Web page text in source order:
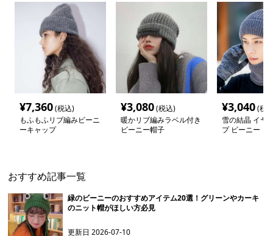
¥7,360(税込)
もふもふリブ編みビーニ
ーキャップ
¥3,080(税込)
暖かリブ編みラベル付き
ビーニー帽子
¥3,040(税
雪の結晶 イヤ
プ ビーニー
おすすめ記事一覧
緑のビーニーのおすすめアイテム20選！グリーンやカーキ
のニット帽がほしい方必見
更新日2026-07-10